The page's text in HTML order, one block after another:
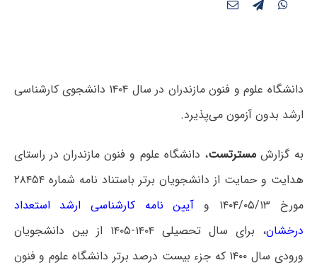
دانشگاه علوم و فنون مازندران در سال ۱۴۰۴ دانشجوی کارشناسی
ارشد بدون آزمون می‌پذیرد.
به گزارش مسترتست، دانشگاه علوم و فنون مازندران در راستای
هدایت و حمایت از دانشجویان برتر باستناد نامه شماره ۲۸۴۵۴
مورخ ۱۴۰۴/۰۵/۱۳ و
آیین نامه کارشناسی ارشد استعداد
درخشان
، برای سال تحصیلی ۱۴۰۴-۱۴۰۵ از بین دانشجویان
ورودی سال ۱۴۰۰ که جزء بیست درصد برتر دانشگاه علوم و فنون